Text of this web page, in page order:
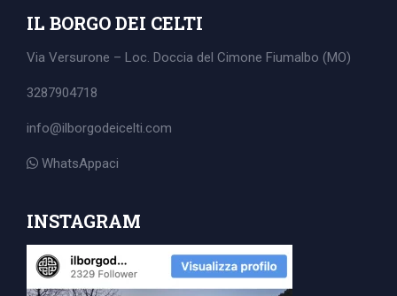
IL BORGO DEI CELTI
Via Versurone – Loc. Doccia del Cimone Fiumalbo (MO)
3287904718
info@ilborgodeicelti.com
WhatsAppaci
INSTAGRAM